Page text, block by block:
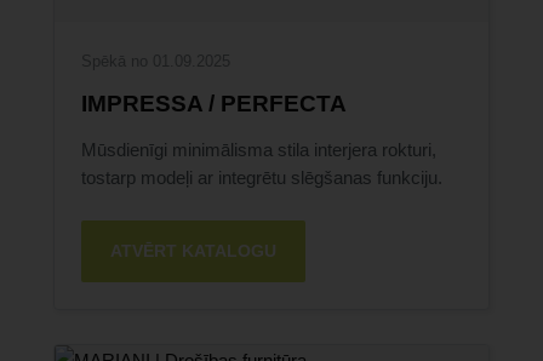
IMPRESSA / PERFECTA
Mūsdienīgi minimālisma stila interjera rokturi,
tostarp modeļi ar integrētu slēgšanas funkciju.
ATVĒRT KATALOGU